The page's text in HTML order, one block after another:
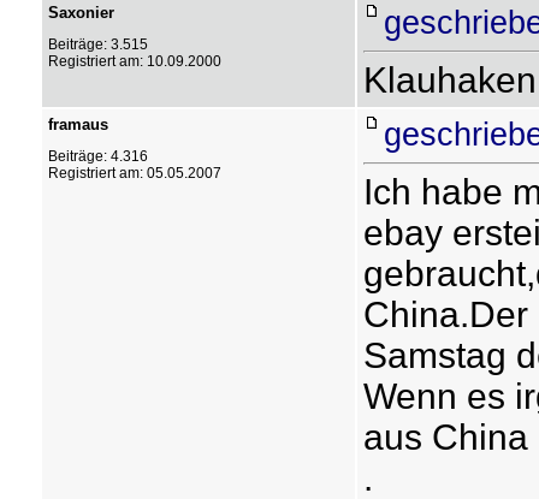
Saxonier
Beiträge: 3.515
Registriert am: 10.09.2000
framaus
Beiträge: 4.316
Registriert am: 05.05.2007
Ich habe
ebay
China.Der
Samstag
Wenn es
aus
.